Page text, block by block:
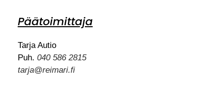
Päätoimittaja
Tarja Autio
Puh. 040 586 2815
tarja@reimari.fi